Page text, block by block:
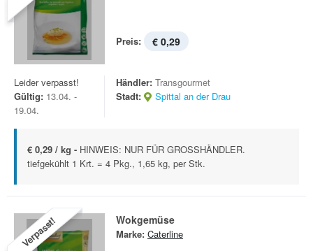
Preis: € 0,29
Leider verpasst!
Gültig: 13.04. -
19.04.
Händler: Transgourmet
Stadt:
Spittal an der Drau
€ 0,29 / kg - HINWEIS: NUR FÜR GROSSHÄNDLER.
tiefgekühlt 1 Krt. = 4 Pkg., 1,65 kg, per Stk.
Verpasst! Wokgemüse
Marke: Caterline